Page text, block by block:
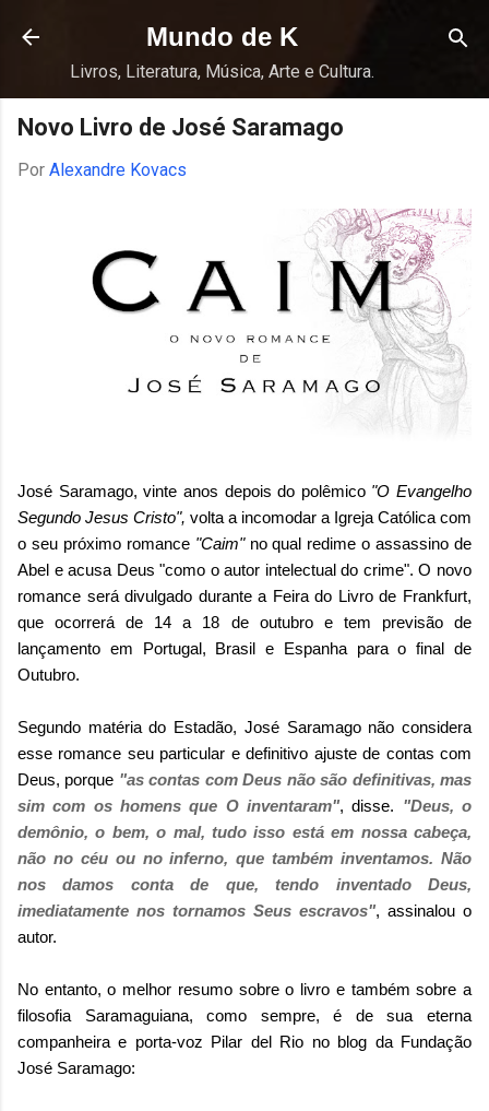
Pular para o conteúdo principal
Mundo de K
Livros, Literatura, Música, Arte e Cultura.
Novo Livro de José Saramago
Por Alexandre Kovacs
José Saramago, vinte anos depois do polêmico "O Evangelho
Segundo Jesus Cristo", volta a incomodar a Igreja Católica com
o seu próximo romance "Caim"no qual redime o assassino de
Abel e acusa Deus "como o autor intelectual do crime". O novo
romance será divulgado durante a Feira do Livro de Frankfurt,
que ocorrerá de 14 a 18 de outubro e tem previsão de
lançamento em Portugal, Brasil e Espanha para o final de
Outubro.
Segundo matéria do Estadão, José Saramago não considera
esse romance seu particular e definitivo ajuste de contas com
Deus, porque "as contas com Deus não são definitivas, mas
sim com os homens que O inventaram", disse. "Deus, o
demônio, o bem, o mal, tudo isso está em nossa cabeça,
não no céu ou no inferno, que também inventamos. Não
nos damos conta de que, tendo inventado Deus,
imediatamente nos tornamos Seus escravos", assinalou o
autor.
No entanto, o melhor resumo sobre o livro e também sobre a
filosofia Saramaguiana, como sempre, é de sua eterna
companheira e porta-voz Pilar del Rio no blog da Fundação
José Saramago: